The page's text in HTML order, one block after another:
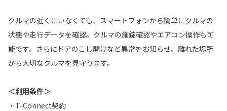
クルマの近くにいなくても、スマートフォンから簡単にクルマの
状態や走行データを確認。クルマの施錠確認やエアコン操作も可
能です。さらにドアのこじ開けなど異常をお知らせ。離れた場所
から大切なクルマを見守ります。
＜利用条件＞
・T-Connect契約